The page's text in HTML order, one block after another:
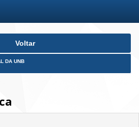
Voltar
DA UNB